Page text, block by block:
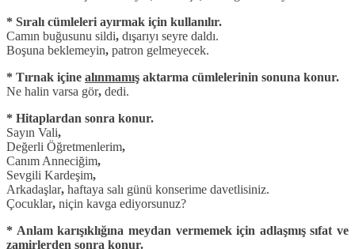
* Sıralı cümleleri ayırmak için kullanılır.
Camın buğusunu sildi, dışarıyı seyre daldı.
Boşuna beklemeyin, patron gelmeyecek.
* Tırnak içine alınmamış aktarma cümlelerinin sonuna konur.
Ne halin varsa gör, dedi.
* Hitaplardan sonra konur.
Sayın Vali,
Değerli Öğretmenlerim,
Canım Anneciğim,
Sevgili Kardeşim,
Arkadaşlar, haftaya salı günü konserime davetlisiniz.
Çocuklar, niçin kavga ediyorsunuz?
* Anlam karışıklığına meydan vermemek için adlaşmış sıfat ve
zamirlerden sonra konur.